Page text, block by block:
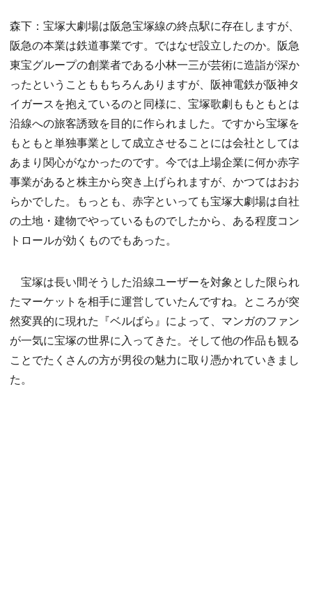
森下：宝塚大劇場は阪急宝塚線の終点駅に存在しますが、
阪急の本業は鉄道事業です。ではなぜ設立したのか。阪急
東宝グループの創業者である小林一三が芸術に造詣が深か
ったということももちろんありますが、阪神電鉄が阪神タ
イガースを抱えているのと同様に、宝塚歌劇ももともとは
沿線への旅客誘致を目的に作られました。ですから宝塚を
もともと単独事業として成立させることには会社としては
あまり関心がなかったのです。今では上場企業に何か赤字
事業があると株主から突き上げられますが、かつてはおお
らかでした。もっとも、赤字といっても宝塚大劇場は自社
の土地・建物でやっているものでしたから、ある程度コン
トロールが効くものでもあった。
宝塚は長い間そうした沿線ユーザーを対象とした限られ
たマーケットを相手に運営していたんですね。ところが突
然変異的に現れた『ベルばら』によって、マンガのファン
が一気に宝塚の世界に入ってきた。そして他の作品も観る
ことでたくさんの方が男役の魅力に取り憑かれていきまし
た。